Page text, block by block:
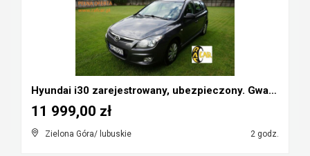
Hyundai i30 zarejestrowany, ubezpieczony. Gwarancj...
Zielona Góra/ lubuskie 2 godz.
11 999,00 zł